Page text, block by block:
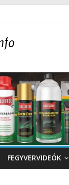
FEGYVERVIDEÓK